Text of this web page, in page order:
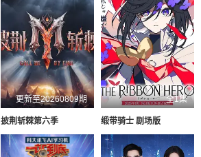
更新至20260809期
披荆斩棘第六季
全1集
缎带骑士 剧场版